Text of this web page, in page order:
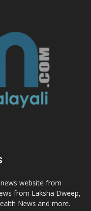
website from
from Laksha Dweep,
News and more.